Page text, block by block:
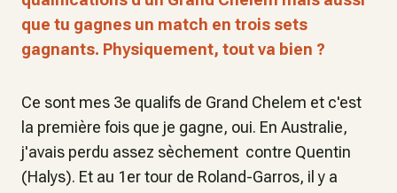
que tu gagnes un match en trois sets
gagnants. Physiquement, tout va bien ?
Ce sont mes 3e qualifs de Grand Chelem et c'est
la première fois que je gagne, oui. En Australie,
j'avais perdu assez sèchement contre Quentin
(Halys). Et au 1er tour de Roland-Garros, il y a